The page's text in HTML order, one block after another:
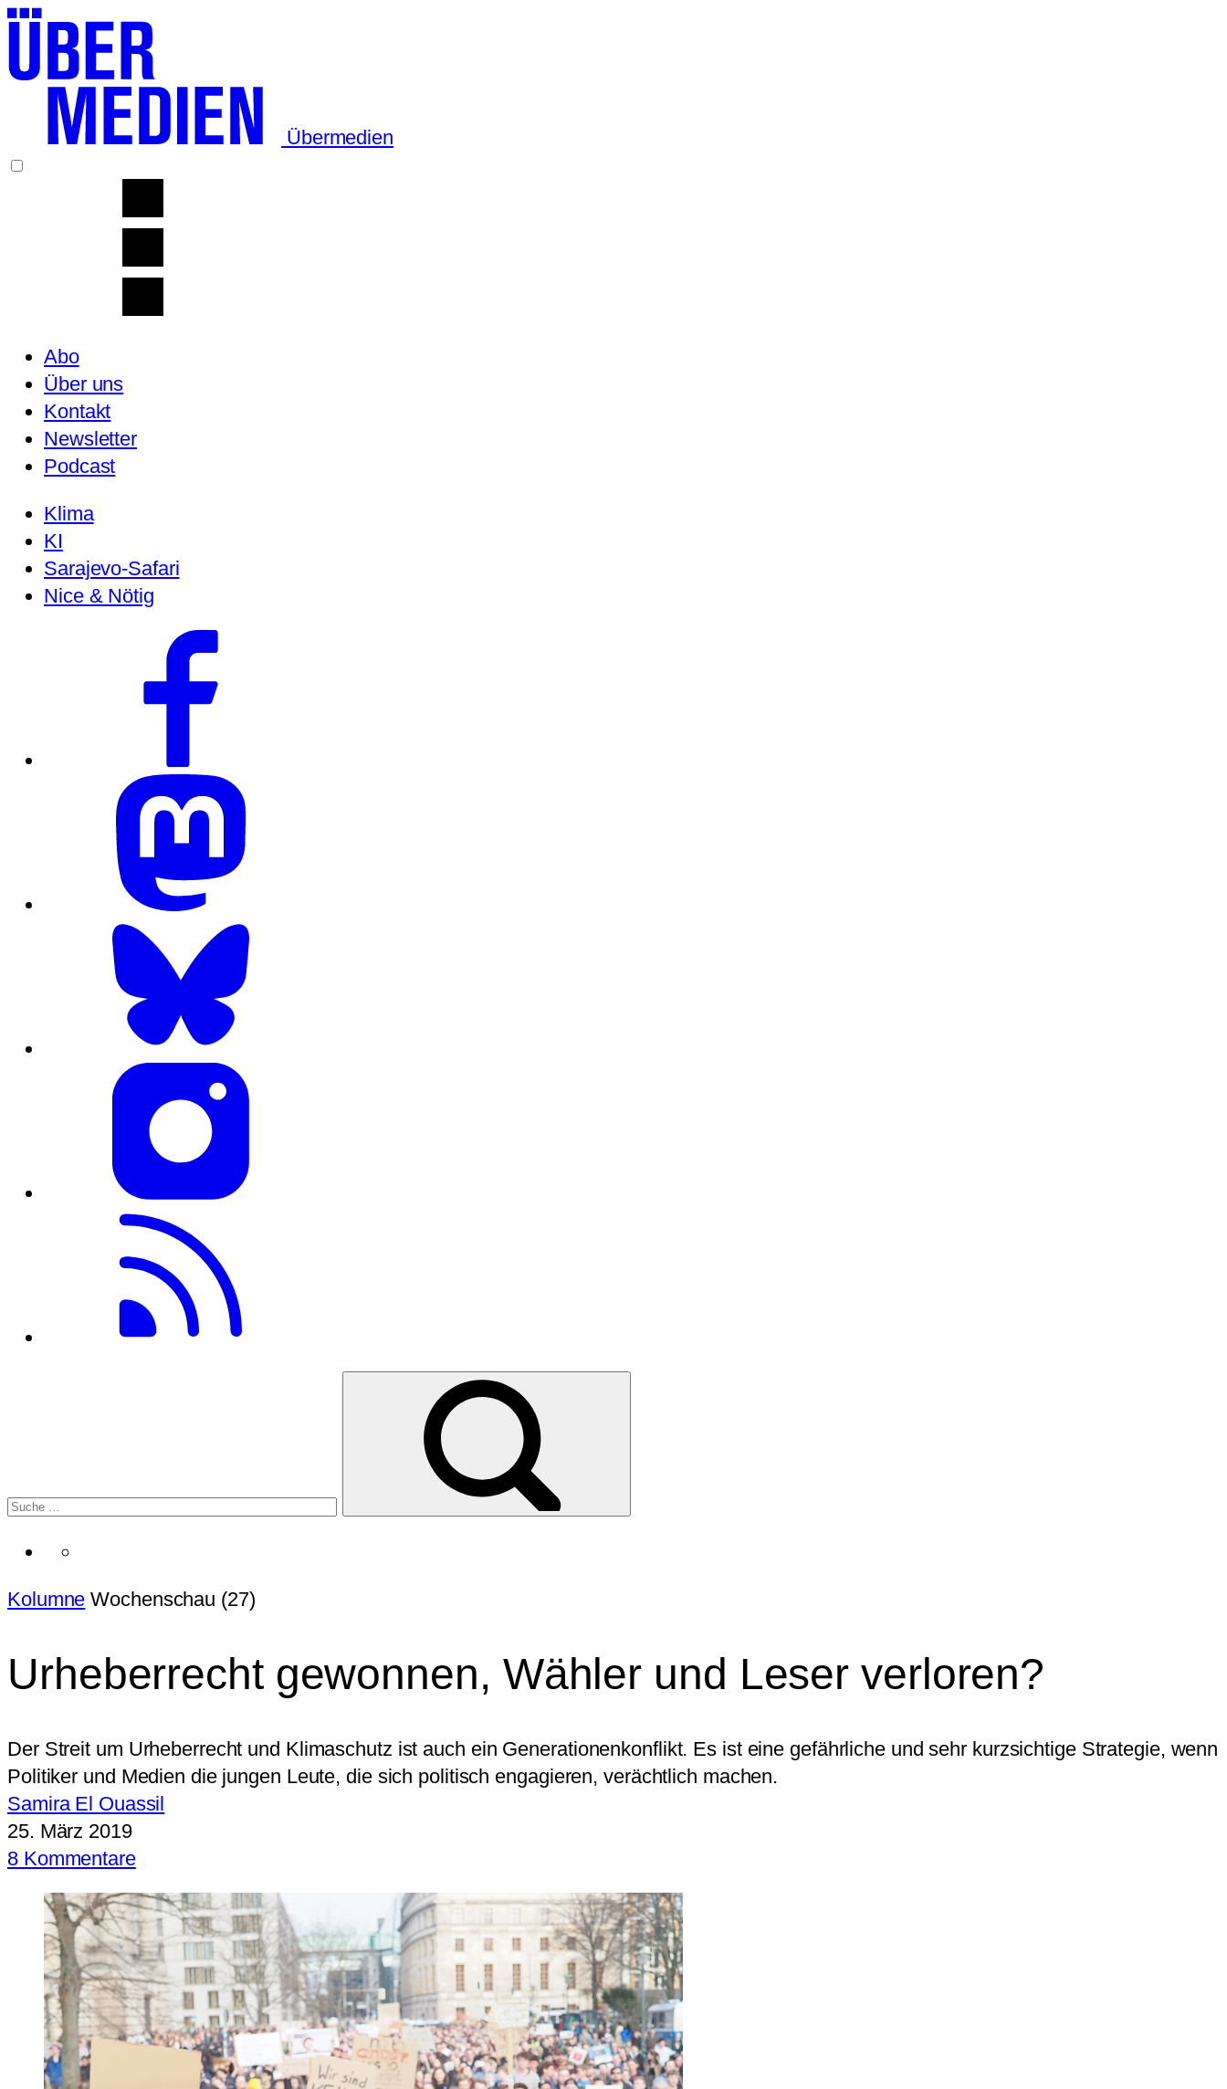
Übermedien
Abo
Über uns
Kontakt
Newsletter
Podcast
Klima
KI
Sarajevo-Safari
Nice & Nötig
Kolumne Wochenschau (27)
Urheberrecht gewonnen, Wähler und Leser verloren?
Der Streit um Urheberrecht und Klimaschutz ist auch ein Generationenkonflikt. Es ist eine gefährliche und sehr kurzsichtige Strategie, wenn
Politiker und Medien die jungen Leute, die sich politisch engagieren, verächtlich machen.
Samira El Ouassil
25. März 2019
8 Kommentare